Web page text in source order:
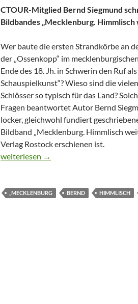
CTOUR-Mitglied Bernd Siegmund
Bildbandes „Mecklenburg. Himmlisch
Wer baute die ersten Strandkörbe an
der „Ossenkopp“ im
Ende des 18. Jh. in Schwerin den Ruf
Schauspielkunst“? Wieso sind die
Schlösser so typisch für das Land?
Fragen beantwortet Autor Bernd
locker, gleichwohl fundiert
Bildband „Mecklenburg. Himmlisch
Verlag Rostock erschienen ist.
CTOUR-Buchtipp: Eine Hommage in
weiterlesen →
„MECKLENBURG BERND HIMMLISCH